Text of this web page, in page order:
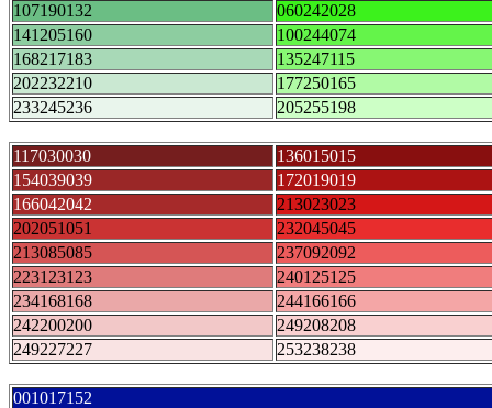
107190132
060242028
141205160
100244074
168217183
135247115
202232210
177250165
233245236
205255198
117030030
136015015
154039039
172019019
166042042
213023023
202051051
232045045
213085085
237092092
223123123
240125125
234168168
244166166
242200200
249208208
249227227
253238238
001017152